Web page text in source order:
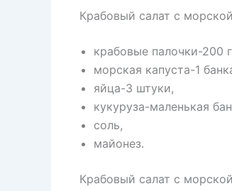
Крабовый салат с
крабовые палочки-200
морская капуста-1
яйца-3 штуки,
кукуруза-маленькая
соль,
майонез.
Крабовый салат с